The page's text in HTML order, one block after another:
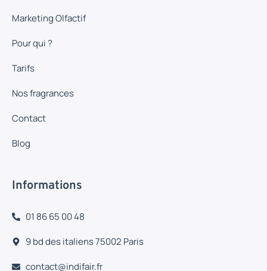
Marketing Olfactif
Pour qui ?
Tarifs
Nos fragrances
Contact
Blog
Informations
01 86 65 00 48
9 bd des italiens 75002 Paris
contact@indifair.fr